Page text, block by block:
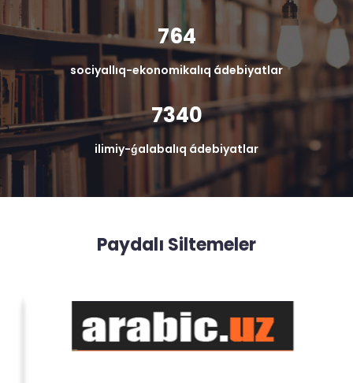
764
sociyallıq-ekonomikalıq ádebiyatlar
7340
ilimiy-ǵalabalıq ádebiyatlar
Paydalı Siltemeler